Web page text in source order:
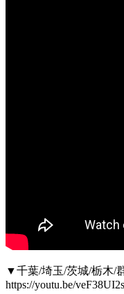
▼千葉/埼玉/茨城/栃木/
https://youtu.be/